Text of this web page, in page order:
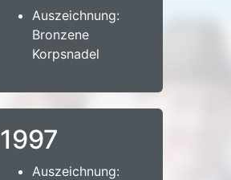
Auszeichnung:
Bronzene
Korpsnadel
1997
Auszeichnung: